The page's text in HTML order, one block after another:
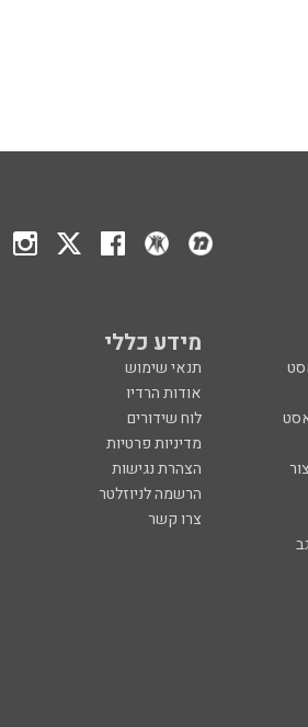
מידע כללי
תנאי שימוש
אודות הרדיו
לוח שידורים
מדיניות פרטיות
הצהרת נגישות
הרשמה לניוזלטר
צרו קשר